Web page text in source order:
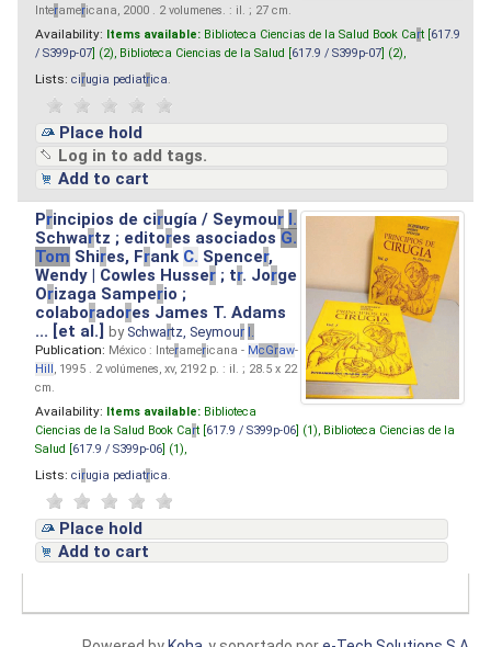
Interamericana, 2000 . 2 volumenes. : il. ; 27 cm.
Availability: Items available: Biblioteca Ciencias de la Salud Book Cart [ 617.9
/ S399p-07 ] (2), Biblioteca Ciencias de la Salud [ 617.9 / S399p-07 ] (2),
Lists: cirugia pediatrica
Place hold
Log in to add tags.
Add to cart
Principios de cirugía / Seymour I.
Schwartz ; editores asociados G.
Tom Shires, Frank C. Spencer,
Wendy | Cowles Husser ; tr. Jorge
Orizaga Samperio ;
colaboradores James T. Adams
... [et al.]by Schwartz, Seymour I.
Publication: México : Interamericana - McGraw-
Hill, 1995 . 2 volúmenes, xv, 2192 p. : il. ; 28.5 x 22
cm.
Availability: Items available: Biblioteca
Ciencias de la Salud Book Cart [ 617.9 / S399p-06 ] (1), Biblioteca Ciencias de la
Salud [ 617.9 / S399p-06 ] (1),
Lists: cirugia pediatrica
Place hold
Add to cart